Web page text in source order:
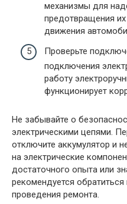
механизмы для
предотвращения
движения
Проверьте
подключения
работу
функционирует
Не забывайте о
электрическими цепями.
отключите аккумулятор и
на электрические
достаточного опыта или
рекомендуется
проведения ремонта.